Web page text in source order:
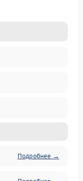
Подробнее →